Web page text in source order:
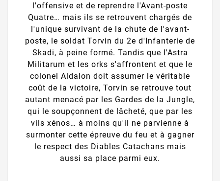
l'offensive et de reprendre l'Avant-poste
Quatre… mais ils se retrouvent chargés de
l'unique survivant de la chute de l'avant-
poste, le soldat Torvin du 2e d'Infanterie de
Skadi, à peine formé. Tandis que l'Astra
Militarum et les orks s'affrontent et que le
colonel Aldalon doit assumer le véritable
coût de la victoire, Torvin se retrouve tout
autant menacé par les Gardes de la Jungle,
qui le soupçonnent de lâcheté, que par les
vils xénos… à moins qu'il ne parvienne à
surmonter cette épreuve du feu et à gagner
le respect des Diables Catachans mais
aussi sa place parmi eux.